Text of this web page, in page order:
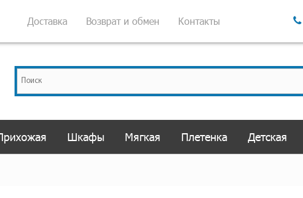
Доставка Возврат и обмен Контакты
Шкафы Мягкая Плетенка Детская